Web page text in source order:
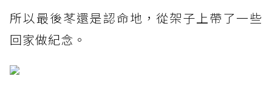
所以最後苳還是認命地，從架子上帶了一些
回家做紀念。